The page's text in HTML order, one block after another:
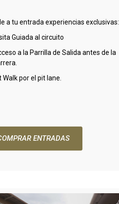
a tu entrada experiencias exclusivas:
Guiada al circuito
a la Parrilla de Salida antes de la
Walk por el pit lane.
ENTRADAS